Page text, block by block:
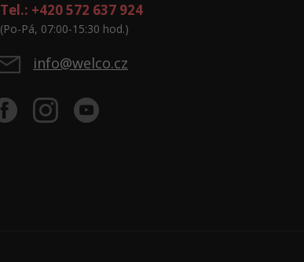
Tel.: +420 572 637 924
(Po-Pá, 07:00-15:30 hod.)
info@welco.cz